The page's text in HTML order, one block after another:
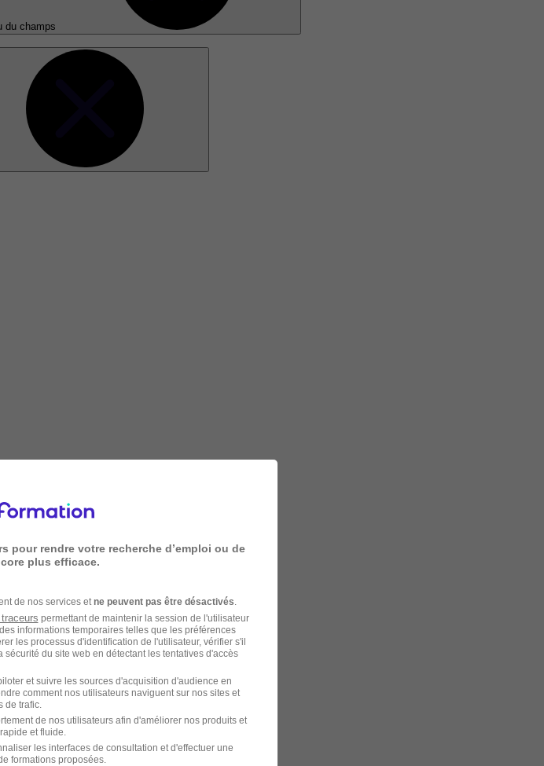
du champs
pour rendre votre recherche d’emploi ou de
plus efficace.
de nos services et ne peuvent pas être désactivés
permettant de maintenir la session de l'utilisateur
informations temporaires telles que les préférences
les processus d'identification de l'utilisateur, vérifier s'il
du site web en détectant les tentatives d'accès
et suivre les sources d'acquisition d'audience en
comment nos utilisateurs naviguent sur nos sites et
de trafic.
de nos utilisateurs afin d'améliorer nos produits et
et fluide.
les interfaces de consultation et d'effectuer une
formations proposées.